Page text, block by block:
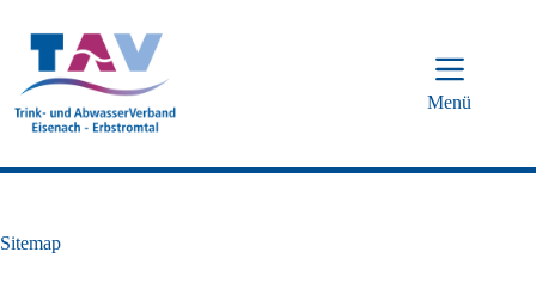
Inhalt
springen
Menü
Sitemap